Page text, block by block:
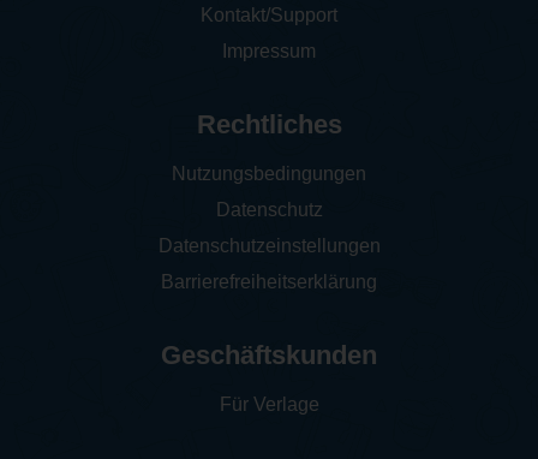
Kontakt/Support
Impressum
Rechtliches
Nutzungsbedingungen
Datenschutz
Datenschutzeinstellungen
Barrierefreiheitserklärung
Geschäftskunden
Für Verlage